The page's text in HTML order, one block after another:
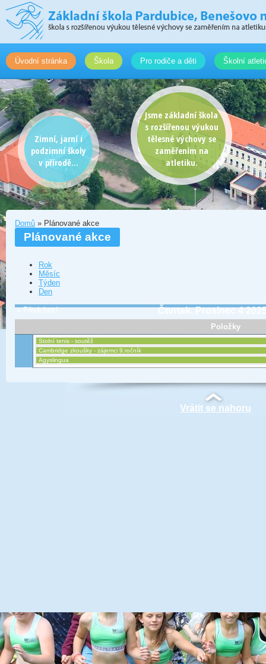
Úvodní stránka Škola Pro rodiče a děti Školní
Zimní, jarní i
podzimní školy
v přírodě...
Jsme základní škola
s rozšířenou výukou
tělesné výchovy se
zaměřením na
atletiku.
Domů » Plánované akce
Plánované akce
Rok
Měsíc
Týden
Den
« Předchozí Čtvrtek, Prosinec 4
Položky
Stolní tenis - soutěž
Cambridge zkoušky - zájemci 9.ročník
Agyslingua
Vrátit se nahoru